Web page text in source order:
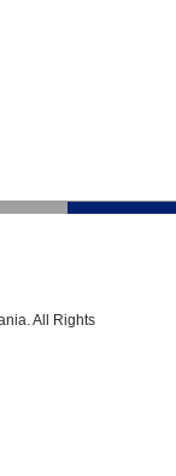
All Rights